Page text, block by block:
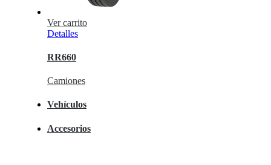
Ver carrito
Detalles
RR660
Camiones
Vehículos
Accesorios